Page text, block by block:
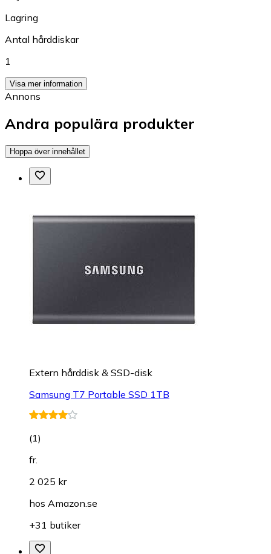
Lagring
Antal hårddiskar
1
Visa mer information
Annons
Andra populära produkter
Hoppa över innehållet
Extern hårddisk & SSD-disk
Samsung T7 Portable SSD 1TB
(1)
fr.
2 025 kr
hos Amazon.se
+31 butiker